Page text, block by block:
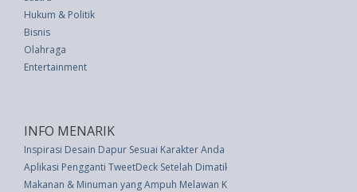
Hukum & Politik
Bisnis
Olahraga
Entertainment
INFO MENARIK
Inspirasi Desain Dapur Sesuai Karakter Anda
Aplikasi Pengganti TweetDeck Setelah Dimatikan
Makanan & Minuman yang Ampuh Melawan Kantuk Selain Kopi